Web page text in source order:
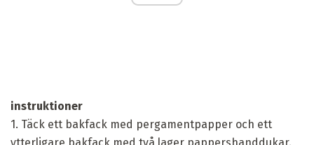
instruktioner
1. Täck ett bakfack med pergamentpapper och ett